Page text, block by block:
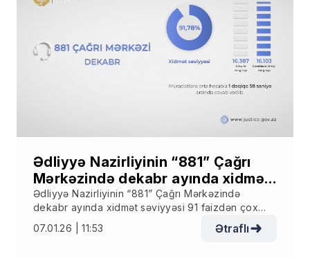
Ədliyyə Nazirliyinin “881” Çağrı
Mərkəzində dekabr ayında xidmət
səviyyəsi 91 faizdən çox olub
Ədliyyə Nazirliyinin “881” Çağrı Mərkəzində
dekabr ayında xidmət səviyyəsi 91 faizdən çox
07.01.26 | 11:53 Ətraflı